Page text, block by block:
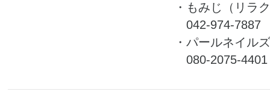
・もみじ（リラ
042-974-7887
・パールネイル
080-2075-4401